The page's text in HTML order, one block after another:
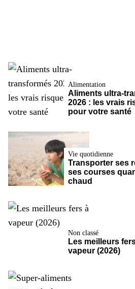
Alimentation
Aliments ultra-
2026 : les vrais
pour votre santé
Vie quotidienne
Transporter ses
ses courses
chaud
Non classé
Les meilleurs
vapeur (2026)